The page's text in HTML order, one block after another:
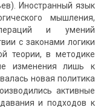
Иностранный язык
мышления,
и умений
с законами логики
теории, в методике
изменения лишь к
новая политика
активные
и подходов к